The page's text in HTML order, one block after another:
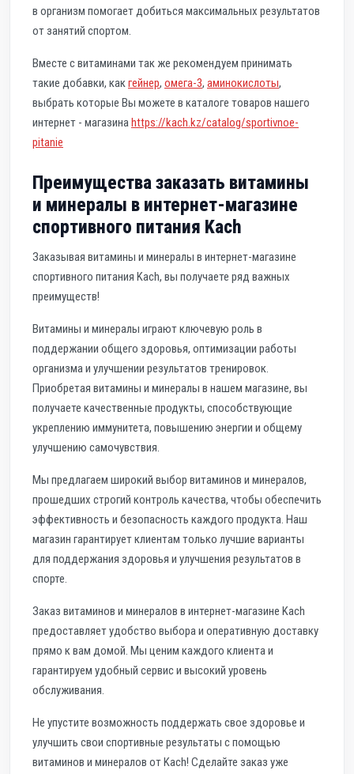
в организм помогает добиться максимальных результатов
от занятий спортом.
Вместе с витаминами так же рекомендуем принимать
такие добавки, какгейнер, омега-3, аминокислоты,
выбрать которые Вы можете в каталоге товаров нашего
интернет - магазинаhttps://kach.kz/catalog/sportivnoe-
pitanie
Преимущества заказать витамины
и минералы в интернет-магазине
спортивного питания Kach
Заказывая витамины и минералы в интернет-магазине
спортивного питания Kach, вы получаете ряд важных
преимуществ!
Витамины и минералы играют ключевую роль в
поддержании общего здоровья, оптимизации работы
организма и улучшении результатов тренировок.
Приобретая витамины и минералы в нашем магазине, вы
получаете качественные продукты, способствующие
укреплению иммунитета, повышению энергии и общему
улучшению самочувствия.
Мы предлагаем широкий выбор витаминов и минералов,
прошедших строгий контроль качества, чтобы обеспечить
эффективность и безопасность каждого продукта. Наш
магазин гарантирует клиентам только лучшие варианты
для поддержания здоровья и улучшения результатов в
спорте.
Заказ витаминов и минералов в интернет-магазине Kach
предоставляет удобство выбора и оперативную доставку
прямо к вам домой. Мы ценим каждого клиента и
гарантируем удобный сервис и высокий уровень
обслуживания.
Не упустите возможность поддержать свое здоровье и
улучшить свои спортивные результаты с помощью
витаминов и минералов от Kach! Сделайте заказ уже